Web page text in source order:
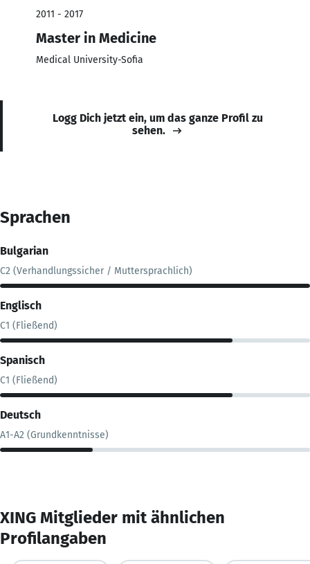
2011 - 2017
Master in Medicine
Medical University-Sofia
Logg Dich jetzt ein, um das ganze Profil zu
sehen.
Sprachen
Bulgarian
C2 (Verhandlungssicher / Muttersprachlich)
Englisch
C1 (Fließend)
Spanisch
C1 (Fließend)
Deutsch
A1-A2 (Grundkenntnisse)
XING Mitglieder mit ähnlichen
Profilangaben